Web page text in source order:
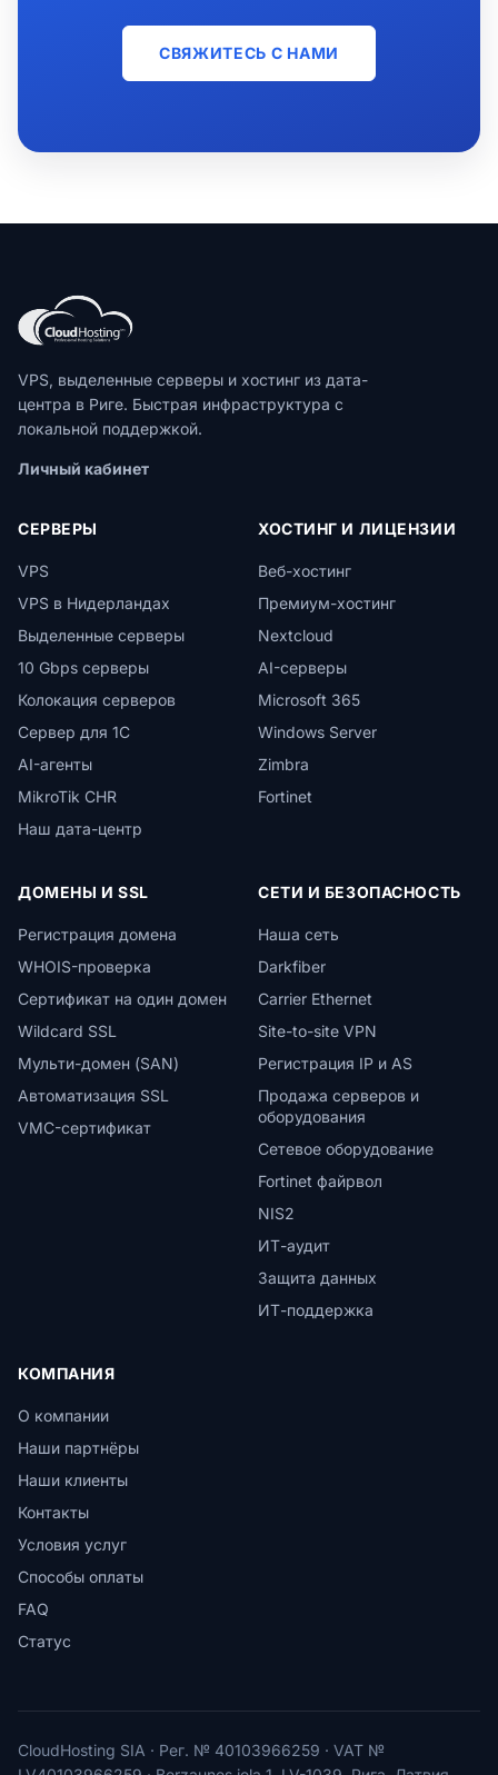
СВЯЖИТЕСЬ С НАМИ
VPS, выделенные серверы и хостинг из дата-
центра в Риге. Быстрая инфраструктура с
локальной поддержкой.
Личный кабинет
СЕРВЕРЫ
VPS
VPS в Нидерландах
Выделенные серверы
10 Gbps серверы
Колокация серверов
Сервер для 1С
AI-агенты
MikroTik CHR
Наш дата-центр
ХОСТИНГ И ЛИЦЕНЗИИ
Веб-хостинг
Премиум-хостинг
Nextcloud
AI-серверы
Microsoft 365
Windows Server
Zimbra
Fortinet
ДОМЕНЫ И SSL
Регистрация домена
WHOIS-проверка
Сертификат на один домен
Wildcard SSL
Мульти-домен (SAN)
Автоматизация SSL
VMC-сертификат
СЕТИ И БЕЗОПАСНОСТЬ
Наша сеть
Darkfiber
Carrier Ethernet
Site-to-site VPN
Регистрация IP и AS
Продажа серверов и
оборудования
Сетевое оборудование
Fortinet файрвол
NIS2
ИТ-аудит
Защита данных
ИТ-поддержка
КОМПАНИЯ
О компании
Наши партнёры
Наши клиенты
Контакты
Условия услуг
Способы оплаты
FAQ
Статус
CloudHosting SIA · Рег. № 40103966259 · VAT №